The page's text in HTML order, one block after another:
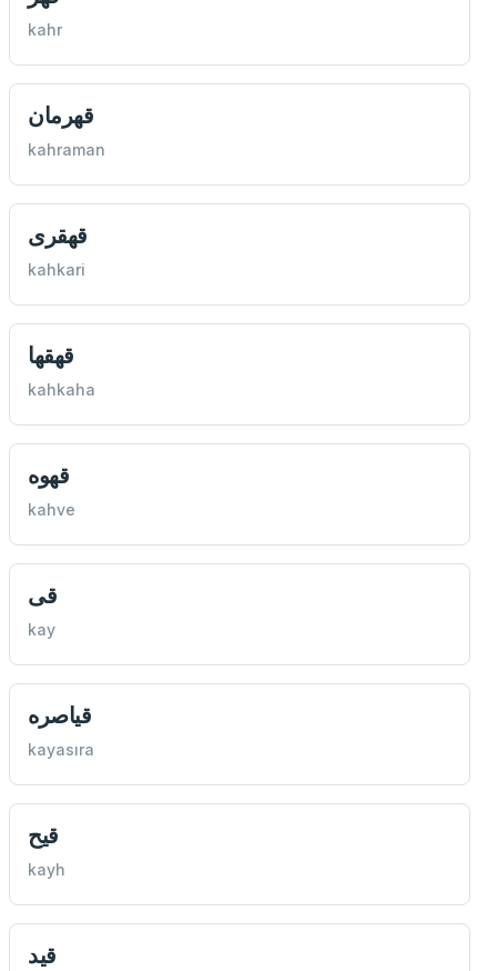
kahr
قهرمان
kahraman
قهقری
kahkari
قهقها
kahkaha
قهوه
kahve
قی
kay
قياصره
kayasıra
قيح
kayh
قيد